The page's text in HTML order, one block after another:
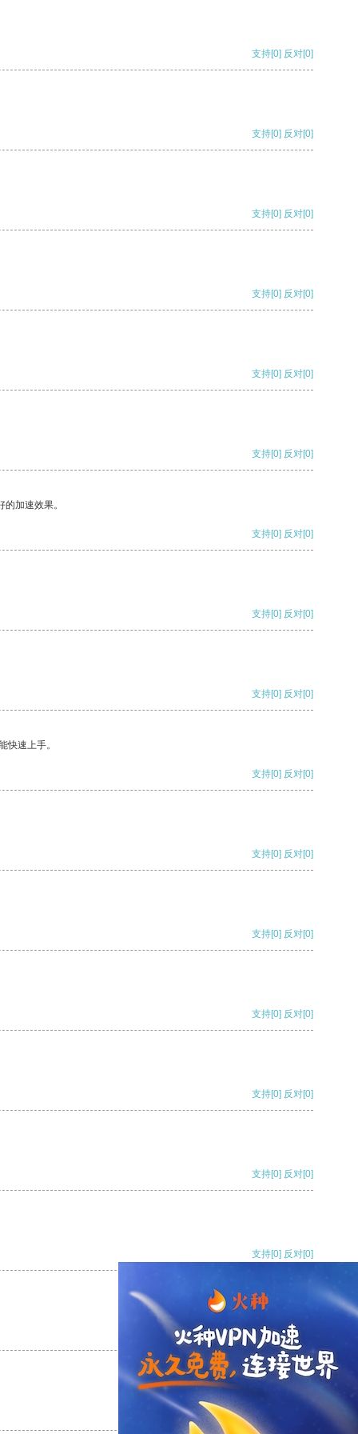
支持[0] 反对[0]
支持[0] 反对[0]
支持[0] 反对[0]
支持[0] 反对[0]
支持[0] 反对[0]
支持[0] 反对[0]
加速效果。
支持[0] 反对[0]
支持[0] 反对[0]
支持[0] 反对[0]
快速上手。
支持[0] 反对[0]
支持[0] 反对[0]
支持[0] 反对[0]
支持[0] 反对[0]
支持[0] 反对[0]
支持[0] 反对[0]
支持[0] 反对[0]
支持[0] 反对
支持